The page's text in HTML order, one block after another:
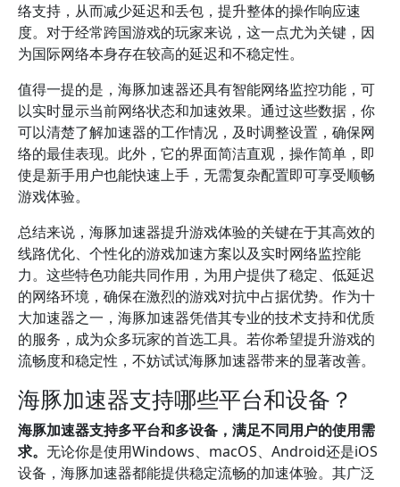
络支持，从而减少延迟和丢包，提升整体的操作响应速
度。对于经常跨国游戏的玩家来说，这一点尤为关键，因
为国际网络本身存在较高的延迟和不稳定性。
值得一提的是，海豚加速器还具有智能网络监控功能，可
以实时显示当前网络状态和加速效果。通过这些数据，你
可以清楚了解加速器的工作情况，及时调整设置，确保网
络的最佳表现。此外，它的界面简洁直观，操作简单，即
使是新手用户也能快速上手，无需复杂配置即可享受顺畅
游戏体验。
总结来说，海豚加速器提升游戏体验的关键在于其高效的
线路优化、个性化的游戏加速方案以及实时网络监控能
力。这些特色功能共同作用，为用户提供了稳定、低延迟
的网络环境，确保在激烈的游戏对抗中占据优势。作为十
大加速器之一，海豚加速器凭借其专业的技术支持和优质
的服务，成为众多玩家的首选工具。若你希望提升游戏的
流畅度和稳定性，不妨试试海豚加速器带来的显著改善。
海豚加速器支持哪些平台和设备？
海豚加速器支持多平台和多设备，满足不同用户的使用需
求。 无论你是使用Windows、macOS、Android还是iOS
设备，海豚加速器都能提供稳定流畅的加速体验。其广泛